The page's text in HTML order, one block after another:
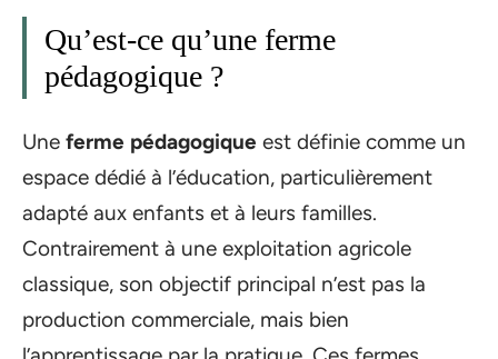
Qu’est-ce qu’une ferme
pédagogique ?
Une ferme pédagogique est définie comme un
espace dédié à l’éducation, particulièrement
adapté aux enfants et à leurs familles.
Contrairement à une exploitation agricole
classique, son objectif principal n’est pas la
production commerciale, mais bien